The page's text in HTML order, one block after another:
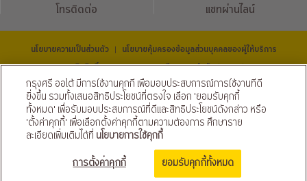
ขอสินเชื่อ จัดเลย!
โทรติดต่อ แชทผ่านไลน์
นโยบายความเป็นส่วนตัว | นโยบายคุ้มครองข้อมูลส่วนบุคคลของผู้ให้บริการ
© สงวนลิขสิทธิ์ 2569 ธนาคารกรุงศรีอยุธยา จำกัด (มหาชน) และ
บริษัท อยุธยา แคปปิตอล ออโต้ ลีส จำกัด (มหาชน)
ติดตามเราได้ที่
กรุงศรี ออโต้ มีการใช้งานคุกกี้ เพื่อมอบประสบการณ์การใช้งานที่ดี
ยิ่งขึ้น รวมทั้งเสนอสิทธิประโยชน์ที่ตรงใจ เลือก 'ยอมรับคุกกี้
ทั้งหมด' เพื่อรับมอบประสบการณ์ที่ดีและสิทธิประโยชน์ดังกล่าว หรือ
'ตั้งค่าคุกกี้' เพื่อเลือกตั้งค่าคุกกี้ตามความต้องการ ศึกษาราย
ละเอียดเพิ่มเติมได้ที่ นโยบายการใช้คุกกี้
การตั้งค่าคุกกี้
ยอมรับคุกกี้ทั้งหมด